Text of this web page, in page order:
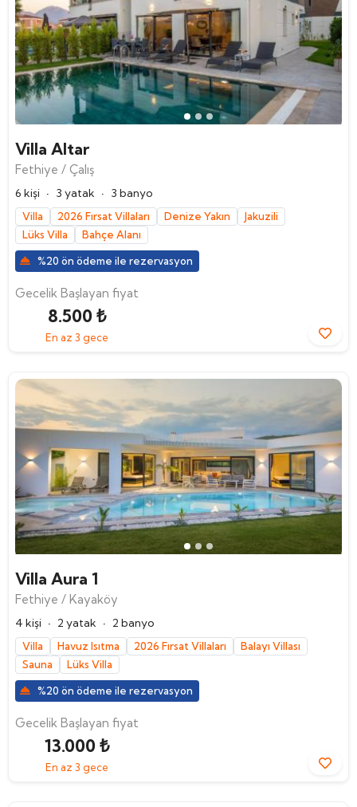
Villa Altar
Fethiye / Çalış
6 kişi · 3 yatak · 3 banyo
Villa 2026 Fırsat Villaları Denize Yakın
Jakuzili
Lüks Villa
Bahçe Alanı
%20 ön ödeme ile rezervasyon
Gecelik Başlayan fiyat
8.500 ₺
En az 3 gece
Villa Aura 1
Fethiye / Kayaköy
4 kişi · 2 yatak · 2 banyo
Villa Havuz Isıtma 2026 Fırsat Villaları
Balayı Villası
Sauna
Lüks Villa
%20 ön ödeme ile rezervasyon
Gecelik Başlayan fiyat
13.000 ₺
En az 3 gece